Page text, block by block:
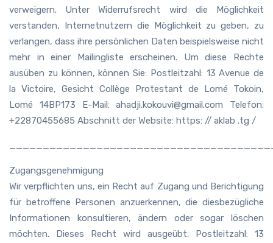
verweigern. Unter Widerrufsrecht wird die Möglichkeit
verstanden, Internetnutzern die Möglichkeit zu geben, zu
verlangen, dass ihre persönlichen Daten beispielsweise nicht
mehr in einer Mailingliste erscheinen. Um diese Rechte
ausüben zu können, können Sie: Postleitzahl: 13 Avenue de
la Victoire, Gesicht Collège Protestant de Lomé Tokoin,
Lomé 14BP173 E-Mail: ahadji.kokouvi@gmail.com Telefon:
+22870455685 Abschnitt der Website: https: // aklab .tg /
Zugangsgenehmigung
Wir verpflichten uns, ein Recht auf Zugang und Berichtigung
für betroffene Personen anzuerkennen, die diesbezügliche
Informationen konsultieren, ändern oder sogar löschen
möchten. Dieses Recht wird ausgeübt: Postleitzahl: 13